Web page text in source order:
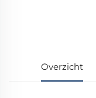
Overzicht